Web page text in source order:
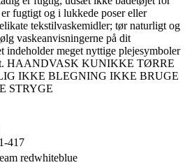
fugtigt og i lukkede poser eller
tekstilvaskemidler; tør naturligt og
vaskeanvisningerne på dit
meget nyttige plejesymboler
HAANDVASK KUNIKKE TØRRE
IKKE BLEGNING IKKE BRUGE
STRYGE
417
redwhiteblue